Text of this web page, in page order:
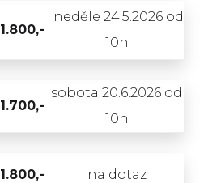
1.800,-
neděle 24.5.2026 od
10h
1.700,-
sobota 20.6.2026 od
10h
1.800,- na dotaz